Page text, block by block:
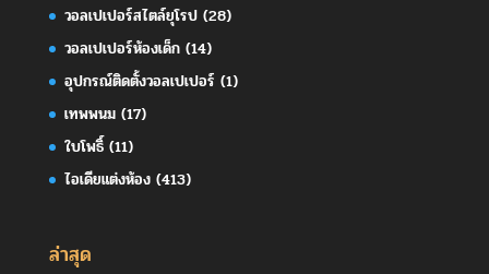
วอลเปเปอร์สไตล์ยุโรป(28)
วอลเปเปอร์ห้องเด็ก(14)
อุปกรณ์ติดตั้งวอลเปเปอร์ (1)
เทพพนม(17)
ใบโพธิ์(11)
ไอเดียแต่งห้อง(413)
ล่าสุด